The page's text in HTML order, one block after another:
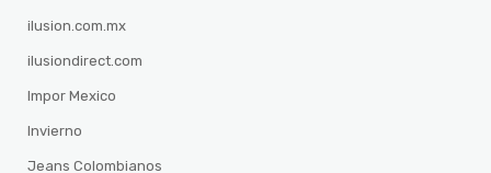
ilusion.com.mx
ilusiondirect.com
Impor Mexico
Invierno
Jeans Colombianos